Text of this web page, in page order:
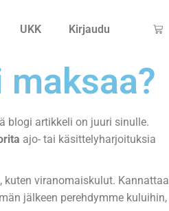
UKK Kirjaudu
blogi artikkeli on juuri sinulle.
ajo- tai käsittelyharjoituksia
viranomaiskulut. Kannattaa
jälkeen perehdymme kuluihin,